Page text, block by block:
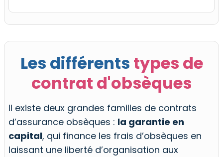
Les différents types de
contrat d'obsèques
Il existe deux grandes familles de contrats
d’assurance obsèques : la garantie en
capital, qui finance les frais d’obsèques en
laissant une liberté d’organisation aux